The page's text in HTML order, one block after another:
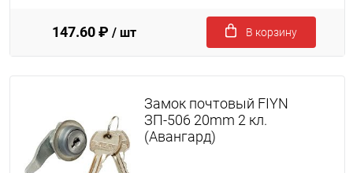
147.60 ₽ / шт В корзину
Замок почтовый FIYN
ЗП-506 20mm 2 кл.
(Авангард)